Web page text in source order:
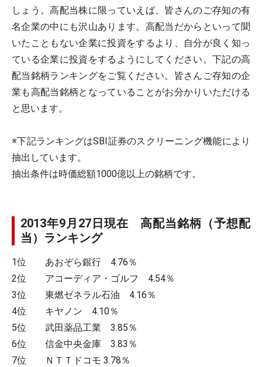
しょう。高配当株に限っていえば、皆さんのご存知の有
名企業の中にも沢山あります。高配当だからといって聞
いたこともない企業に投資をするより、自分が良く知っ
ている企業に投資をするようにしてください。下記の高
配当銘柄ランキングをご覧ください。皆さんご存知の企
業も高配当銘柄となっていることがお分かりいただける
と思います。
※下記ランキングはSBI証券のスクリーニング機能により
抽出しています。
抽出条件は時価総額1000億以上の銘柄です。
2013年9月27日現在 高配当銘柄（予想配
当）ランキング
1位 あおぞら銀行 4.76％
2位 アコーディア・ゴルフ 4.54％
3位 東燃ゼネラル石油 4.16％
4位 キヤノン 4.10％
5位 武田薬品工業 3.85％
6位 信金中央金庫 3.83％
7位 ＮＴＴドコモ 3.78％